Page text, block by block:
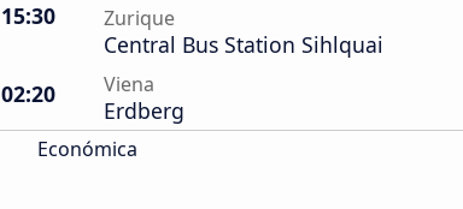
15:30 Zurique
Central Bus Station Sihlquai
02:20
Viena
Erdberg
Económica